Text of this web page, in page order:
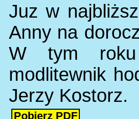
Juz w
Anny na
W tym roku
modlitewnik
Jerzy Kostorz.
Pobierz PDF